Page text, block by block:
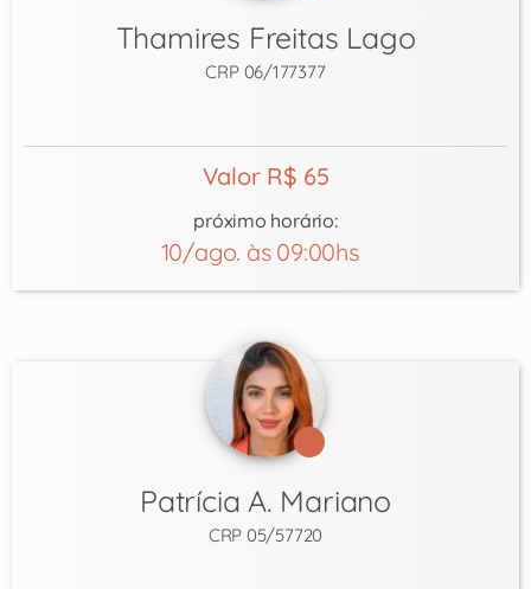
Thamires Freitas Lago
CRP 06/177377
Valor R$ 65
próximo horário:
10/ago. às 09:00hs
Patrícia A. Mariano
CRP 05/57720